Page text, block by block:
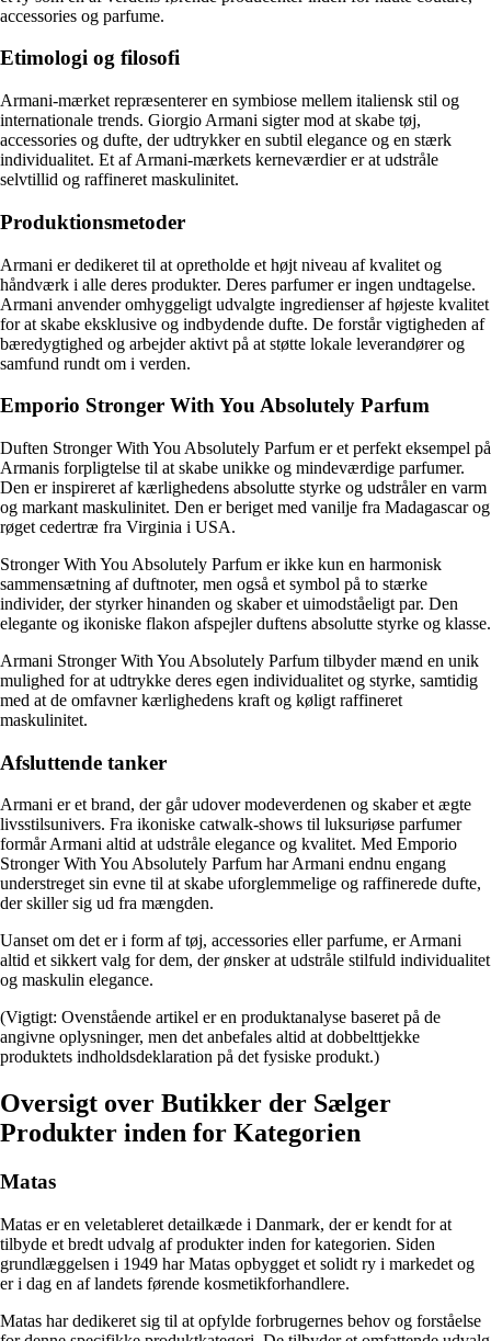
accessories og parfume.
Etimologi og filosofi
Armani-mærket repræsenterer en symbiose mellem italiensk stil og
internationale trends. Giorgio Armani sigter mod at skabe tøj,
accessories og dufte, der udtrykker en subtil elegance og en stærk
individualitet. Et af Armani-mærkets kerneværdier er at udstråle
selvtillid og raffineret maskulinitet.
Produktionsmetoder
Armani er dedikeret til at opretholde et højt niveau af kvalitet og
håndværk i alle deres produkter. Deres parfumer er ingen undtagelse.
Armani anvender omhyggeligt udvalgte ingredienser af højeste kvalitet
for at skabe eksklusive og indbydende dufte. De forstår vigtigheden af
bæredygtighed og arbejder aktivt på at støtte lokale leverandører og
samfund rundt om i verden.
Emporio Stronger With You Absolutely Parfum
Duften Stronger With You Absolutely Parfum er et perfekt eksempel på
Armanis forpligtelse til at skabe unikke og mindeværdige parfumer.
Den er inspireret af kærlighedens absolutte styrke og udstråler en varm
og markant maskulinitet. Den er beriget med vanilje fra Madagascar og
røget cedertræ fra Virginia i USA.
Stronger With You Absolutely Parfum er ikke kun en harmonisk
sammensætning af duftnoter, men også et symbol på to stærke
individer, der styrker hinanden og skaber et uimodståeligt par. Den
elegante og ikoniske flakon afspejler duftens absolutte styrke og klasse.
Armani Stronger With You Absolutely Parfum tilbyder mænd en unik
mulighed for at udtrykke deres egen individualitet og styrke, samtidig
med at de omfavner kærlighedens kraft og køligt raffineret
maskulinitet.
Afsluttende tanker
Armani er et brand, der går udover modeverdenen og skaber et ægte
livsstilsunivers. Fra ikoniske catwalk-shows til luksuriøse parfumer
formår Armani altid at udstråle elegance og kvalitet. Med Emporio
Stronger With You Absolutely Parfum har Armani endnu engang
understreget sin evne til at skabe uforglemmelige og raffinerede dufte,
der skiller sig ud fra mængden.
Uanset om det er i form af tøj, accessories eller parfume, er Armani
altid et sikkert valg for dem, der ønsker at udstråle stilfuld individualitet
og maskulin elegance.
(Vigtigt: Ovenstående artikel er en produktanalyse baseret på de
angivne oplysninger, men det anbefales altid at dobbelttjekke
produktets indholdsdeklaration på det fysiske produkt.)
Oversigt over Butikker der Sælger
Produkter inden for Kategorien
Matas
Matas er en veletableret detailkæde i Danmark, der er kendt for at
tilbyde et bredt udvalg af produkter inden for kategorien. Siden
grundlæggelsen i 1949 har Matas opbygget et solidt ry i markedet og
er i dag en af landets førende kosmetikforhandlere.
Matas har dedikeret sig til at opfylde forbrugernes behov og forståelse